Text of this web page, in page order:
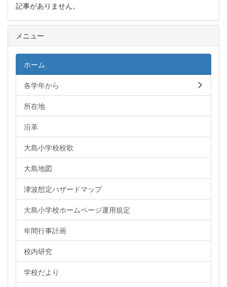
記事がありません。
メニュー
ホーム
各学年から
所在地
沿革
大島小学校校歌
大島地図
津波想定ハザードマップ
大島小学校ホームページ運用規定
年間行事計画
校内研究
学校だより